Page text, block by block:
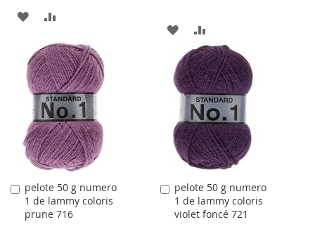
AJOUTER
LA
LISTE
D'ACHATS
AU
COMPARATEUR
AJOUTER
À
LA
LISTE
D'ACHATS
AU
COMPARATEUR
pelote 50 g numero
1 de lammy coloris
prune 716
Ajouter
au
panier
pelote 50 g numero
1 de lammy coloris
violet foncé 721
Ajouter
au
panier